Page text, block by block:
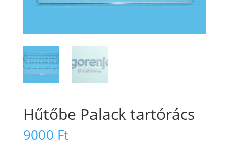
Hűtőbe Palack tartórács
9000 Ft